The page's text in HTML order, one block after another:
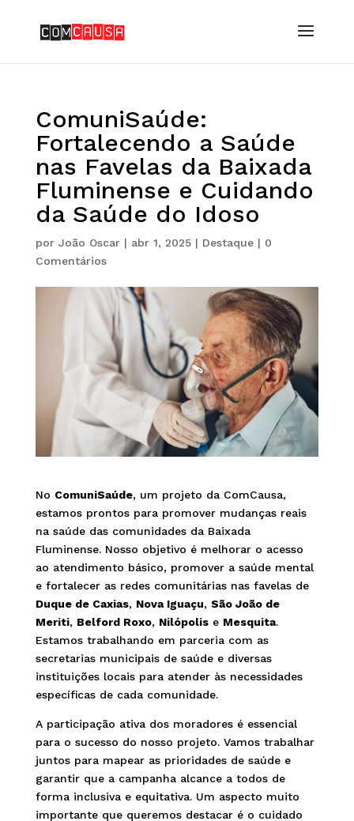
ComuniSaúde:
Fortalecendo a Saúde
nas Favelas da Baixada
Fluminense e Cuidando
da Saúde do Idoso
por João Oscar| abr 1, 2025| Destaque| 0
Comentários
No ComuniSaúde, um projeto da ComCausa,
estamos prontos para promover mudanças reais
na saúde das comunidades da Baixada
Fluminense. Nosso objetivo é melhorar o acesso
ao atendimento básico, promover a saúde mental
e fortalecer as redes comunitárias nas favelas de
Duque de Caxias, Nova Iguaçu, São João de
Meriti, Belford Roxo, Nilópolise Mesquita.
Estamos trabalhando em parceria com as
secretarias municipais de saúde e diversas
instituições locais para atender às necessidades
específicas de cada comunidade.
A participação ativa dos moradores é essencial
para o sucesso do nosso projeto. Vamos trabalhar
juntos para mapear as prioridades de saúde e
garantir que a campanha alcance a todos de
forma inclusiva e equitativa. Um aspecto muito
importante que queremos destacar é o cuidado